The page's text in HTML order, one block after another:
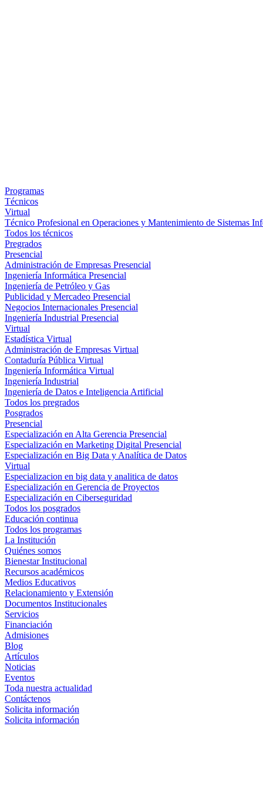
Programas
Técnicos
Virtual
Técnico Profesional en Operaciones y Mantenimiento de Sistemas
Todos los técnicos
Pregrados
Presencial
Administración de Empresas Presencial
Ingeniería Informática Presencial
Ingeniería de Petróleo y Gas
Publicidad y Mercadeo Presencial
Negocios Internacionales Presencial
Ingeniería Industrial Presencial
Virtual
Estadística Virtual
Administración de Empresas Virtual
Contaduría Pública Virtual
Ingeniería Informática Virtual
Ingeniería Industrial
Ingeniería de Datos e Inteligencia Artificial
Todos los pregrados
Posgrados
Presencial
Especialización en Alta Gerencia Presencial
Especialización en Marketing Digital Presencial
Especialización en Big Data y Analítica de Datos
Virtual
Especializacion en big data y analitica de datos
Especialización en Gerencia de Proyectos
Especialización en Ciberseguridad
Todos los posgrados
Educación continua
Todos los programas
La Institución
Quiénes somos
Bienestar Institucional
Recursos académicos
Medios Educativos
Relacionamiento y Extensión
Documentos Institucionales
Servicios
Financiación
Admisiones
Blog
Artículos
Noticias
Eventos
Toda nuestra actualidad
Contáctenos
Solicita información
Solicita información